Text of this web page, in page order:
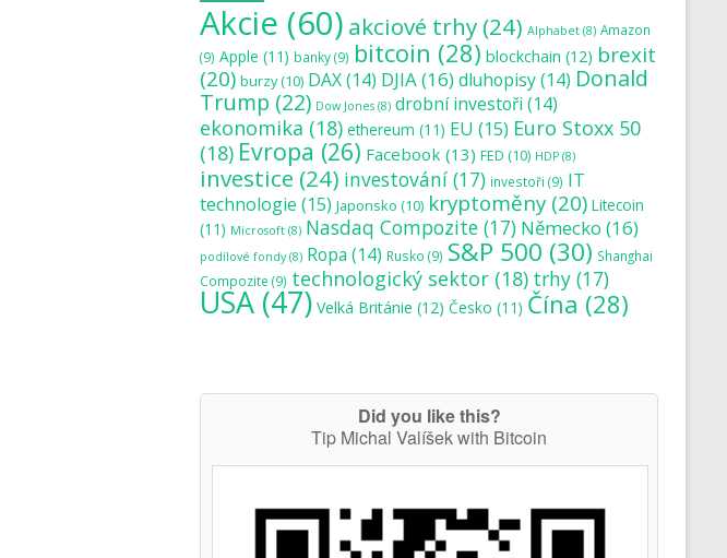
Akcie (60) akciové trhy (24) Alphabet (8) Amazon
(9) Apple (11) banky(9) bitcoin (28) blockchain (12) brexit
(20) burzy(10) DAX(14) DJIA(16)dluhopisy(14) Donald
Trump (22) Dow Jones (8) drobní investoři (14)
ekonomika (18) ethereum (11) EU (15) Euro Stoxx 50
(18) Evropa (26) Facebook (13) FED (10) HDP (8)
investice (24) investování (17) investoři (9) IT
technologie (15) Japonsko (10) kryptoměny(20) Litecoin
(11) Microsoft (8) Nasdaq Compozite (17) Německo (16)
podílové fondy(8) Ropa (14) Rusko (9) S&P 500 (30) Shanghai
Compozite (9) technologický sektor (18) trhy (17)
USA (47) Velká Británie (12) Česko (11) Čína (28)
Did you like this?
Tip Michal Valíšek with Bitcoin